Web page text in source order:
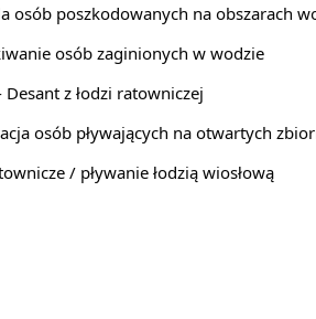
osób poszkodowanych na obszarach
osób zaginionych w wodzie
Desant z łodzi ratowniczej
osób pływających na otwartych
/ pływanie łodzią wiosłową